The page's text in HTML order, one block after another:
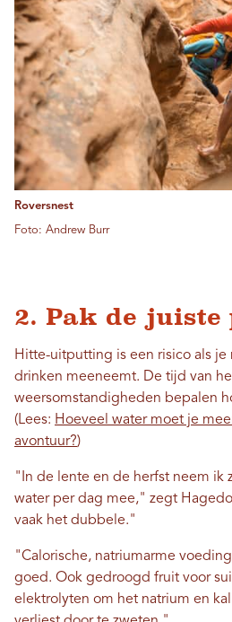
Roversnest
Foto: Andrew Burr
2. Pak de
Hitte-uitputting is een risico als
drinken meeneemt. De tijd van
weersomstandigheden bepalen
(Lees: Hoeveel water moet je
avontuur?)
"In de lente en de herfst neem ik
water per dag mee," zegt
vaak het dubbele."
"Calorische, natriumarme
goed. Ook gedroogd fruit voor
elektrolyten om het natrium en